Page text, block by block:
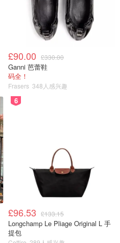
£90.00 £330.00
Ganni 芭蕾鞋
码全！
Frasers 348人感兴趣
6
£96.53 £133.15
Longchamp Le Pliage Original L 手
提包